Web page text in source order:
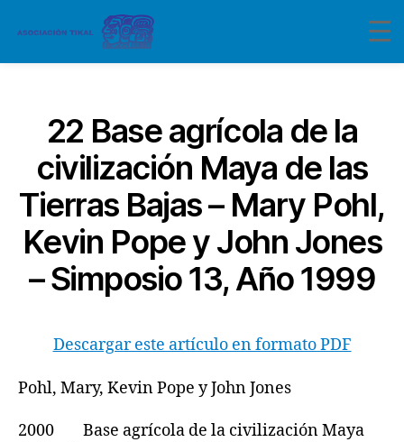
22 Base agrícola de la
civilización Maya de las
Tierras Bajas – Mary Pohl,
Kevin Pope y John Jones
– Simposio 13, Año 1999
Descargar este artículo en formato PDF
Pohl, Mary, Kevin Pope y John Jones
2000 Base agrícola de la civilización Maya